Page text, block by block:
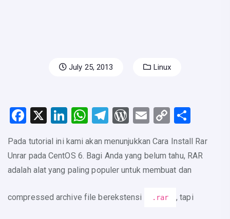
July 25, 2013 Linux
F
c
e
o
X
Li
k
e
dI
n
W
at
s
A
p
T
e
gr
m
W
d
Pr
s
E
ail
C
p
y
n
ar
e
Pada tutorial ini kami akan menunjukkan Cara Install Rar
Unrar pada CentOS 6. Bagi Anda yang belum tahu, RAR
adalah alat yang paling populer untuk membuat dan
compressed archive file berekstensi .rar , tapi